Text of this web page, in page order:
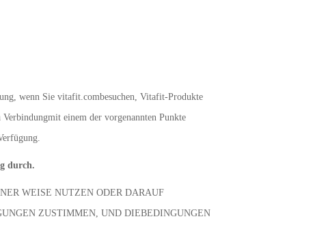
wenn Sie vitafit.combesuchen, Vitafit-Produkte
einem der vorgenannten Punkte
durch.
WEISE NUTZEN ODER DARAUF
ZUSTIMMEN, UND DIEBEDINGUNGEN